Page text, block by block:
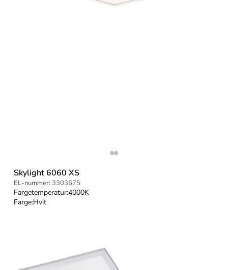
Skylight 6060 XS
EL-nummer: 3303675
Fargetemperatur:4000K
Farge:Hvit